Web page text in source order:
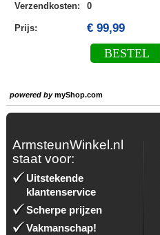
Verzendkosten: 0
Prijs: € 99,99
BESTEL
powered bymyShop.com
ArmsteunWinkel.nl
staat voor:
Uitstekende
klantenservice
Scherpe prijzen
Vakmanschap!